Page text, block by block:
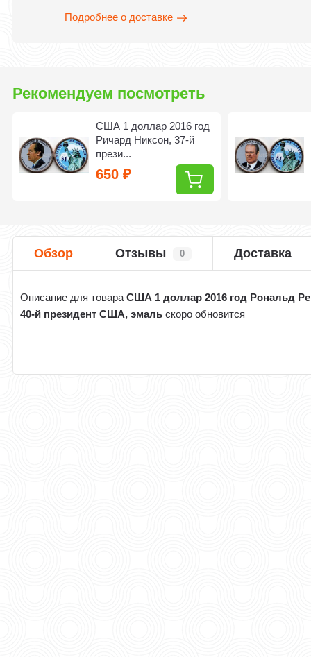
Подробнее о доставке
Рекомендуем посмотреть
США 1 доллар 2016 год
Ричард Никсон, 37-й
прези...
650₽
Обзор Отзывы 0 Доставка
Описание для товараСША 1 доллар 2016 год Рональд
40-й президент США, эмаль скоро обновится